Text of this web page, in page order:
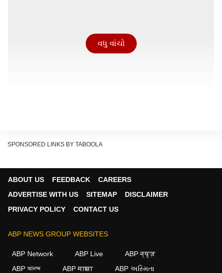
Key points generated by AI, verified by newsroom
વધુ વાંચો
SPONSORED LINKS BY TABOOLA
ABOUT US FEEDBACK
CAREERS
ADVERTISE WITH US
SITEMAP
DISCLAIMER
PRIVACY POLICY
CONTACT US
ABP NEWS GROUP WEBSITES
ABP Network ABP Live
ABP न्यूज़
ABP আনন্দ
ABP माझा ABP અસ્મિતા